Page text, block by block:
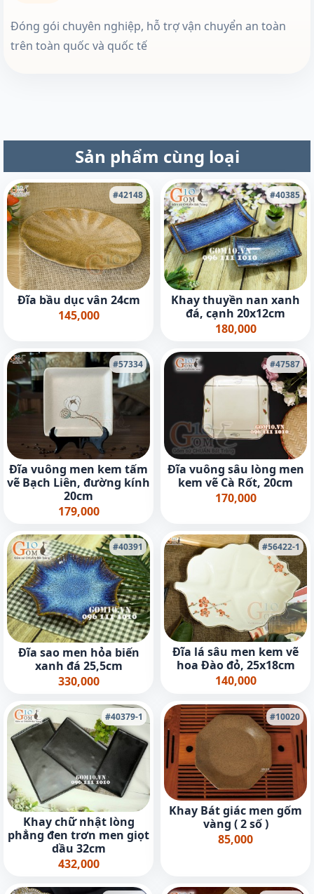
Đóng gói chuyên nghiệp, hỗ trợ vận chuyển an toàn
trên toàn quốc và quốc tế
Sản phẩm cùng loại
#42148
Đĩa bầu dục vân 24cm
145,000
#40385
Khay thuyền nan xanh
đá, cạnh 20x12cm
180,000
#57334
Đĩa vuông men kem tấm
vẽ Bạch Liên, đường kính
20cm
179,000
#47587
Đĩa vuông sâu lòng men
kem vẽ Cà Rốt, 20cm
170,000
#40391
Đĩa sao men hỏa biến
xanh đá 25,5cm
330,000
#56422-1
Đĩa lá sâu men kem vẽ
hoa Đào đỏ, 25x18cm
140,000
#40379-1
Khay chữ nhật lòng
phẳng đen trơn men giọt
dầu 32cm
432,000
#10020
Khay Bát giác men gốm
vàng ( 2 số )
85,000